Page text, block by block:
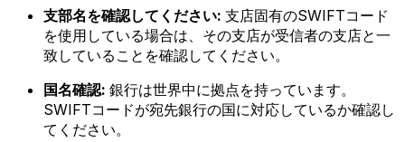
支部名を確認してください: 支店固有のSWIFTコード
を使用している場合は、その支店が受信者の支店と一
致していることを確認してください。
国名確認: 銀行は世界中に拠点を持っています。
SWIFTコードが宛先銀行の国に対応しているか確認し
てください。